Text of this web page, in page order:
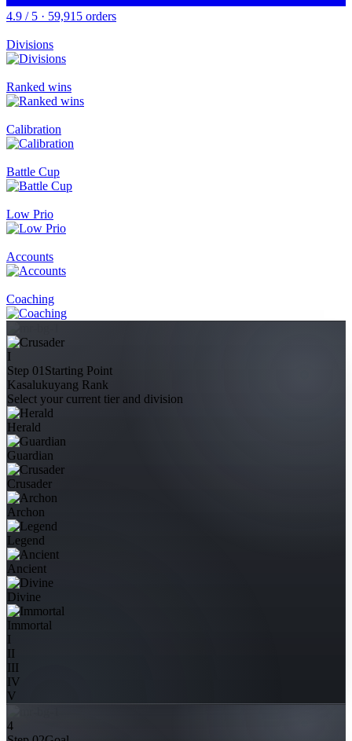
4.9 / 5 · 59,915 orders
Divisions
Ranked wins
Calibration
Battle Cup
Low Prio
Accounts
Coaching
I
Step 01 Starting Point
Kasalukuyang Rank
Select your current tier and division
Herald
Guardian
Crusader
Archon
Legend
Ancient
Divine
Immortal
I
II
III
IV
V
4